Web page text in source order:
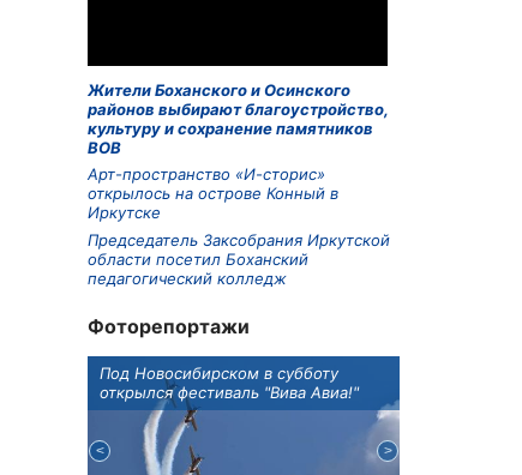
Жители Боханского и Осинского
районов выбирают благоустройство,
культуру и сохранение памятников
ВОВ
Арт-пространство «И-сторис»
открылось на острове Конный в
Иркутске
Председатель Заксобрания Иркутской
области посетил Боханский
педагогический колледж
Фоторепортажи
Под Новосибирском в субботу
открылся фестиваль "Вива Авиа!"